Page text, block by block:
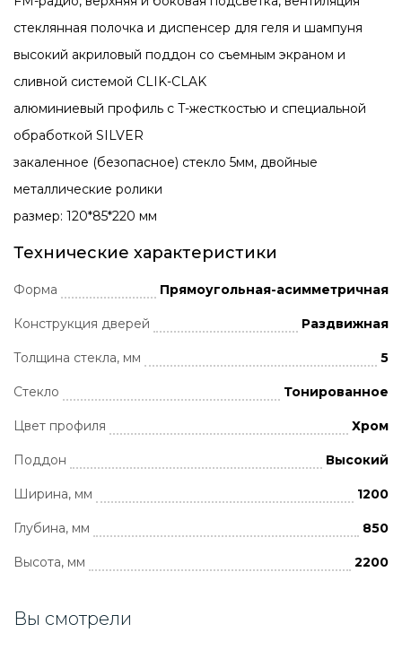
стеклянная полочка и диспенсер для геля и шампуня
высокий акриловый поддон со съемным экраном и
сливной системой CLIK-CLAK
алюминиевый профиль с T-жесткостью и специальной
обработкой SILVER
закаленное (безопасное) стекло 5мм, двойные
металлические ролики
размер: 120*85*220 мм
Технические характеристики
Форма Прямоугольная-асимметричная
Конструкция дверей Раздвижная
Толщина стекла, мм 5
Стекло Тонированное
Цвет профиля Хром
Поддон Высокий
Ширина, мм 1200
Глубина, мм 850
Высота, мм 2200
Вы смотрели